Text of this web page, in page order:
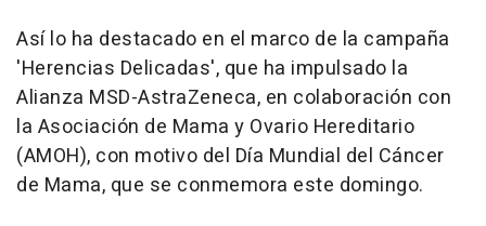
Así lo ha destacado en el marco de la campaña
'Herencias Delicadas', que ha impulsado la
Alianza MSD-AstraZeneca, en colaboración con
la Asociación de Mama y Ovario Hereditario
(AMOH), con motivo del Día Mundial del Cáncer
de Mama, que se conmemora este domingo.